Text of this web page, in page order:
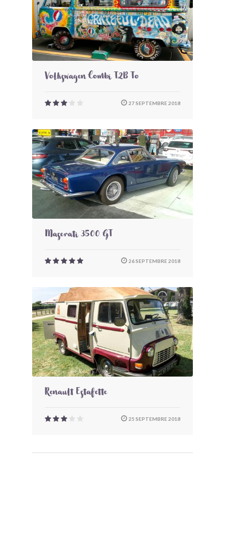
Volkswagen Combi T2B To
27 SEPTEMBRE 2018
Maserati 3500 GT
26 SEPTEMBRE 2018
Renault Estafette
25 SEPTEMBRE 2018